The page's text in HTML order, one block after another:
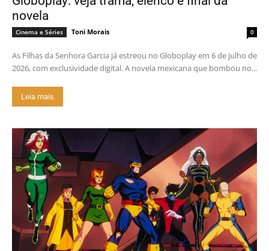
novela
Cinema e Séries Toni Morais 0
As Filhas da Senhora Garcia já estreou no Globoplay em 6 de julho de
2026, com exclusividade digital. A novela mexicana que bombou no...
Leia mais